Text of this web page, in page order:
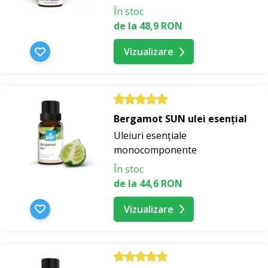
În stoc
de la 48,9 RON
Vizualizare
Bergamot SUN ulei esențial
Uleiuri esențiale
monocomponente
În stoc
de la 44,6 RON
Vizualizare